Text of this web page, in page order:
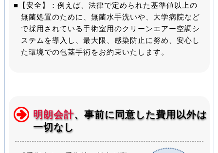
■【安全】：例えば、法律で定められた基準値以上の
無菌処置のために、無菌水手洗いや、大学病院など
で採用されている手術室用のクリーンエアー空調シ
ステムを導入し、最大限、感染防止に努め、安心し
た環境での包茎手術をお約束いたします。
明朗会計、事前に同意した費用以外は
一切なし